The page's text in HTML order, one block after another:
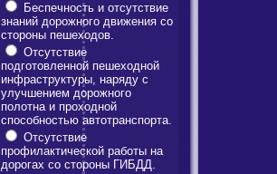
Беспечность и отсутствие
знаний дорожного движения со
стороны пешеходов.
Отсутствие
подготовленной пешеходной
инфраструктуры, наряду с
улучшением дорожного
полотна и проходной
способностью автотранспорта.
Отсутствие
профилактической работы на
дорогах со стороны ГИБДД.